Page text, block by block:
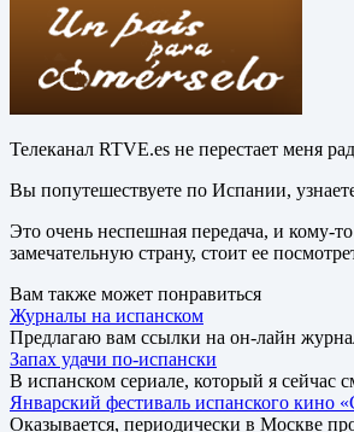
Телеканал RTVE.es не перестает меня
Вы попутешествуете по Испании,
Это очень неспешная передача, и кому-
замечательную страну, стоит ее
Вам также может понравиться
Журналы на испанском
Предлагаю вам ссылки на он-лайн
Запах удачи по-испански
В испанском сериале, который я сейчас
Январский фестиваль испанского кино
Оказывается, периодически в Москве